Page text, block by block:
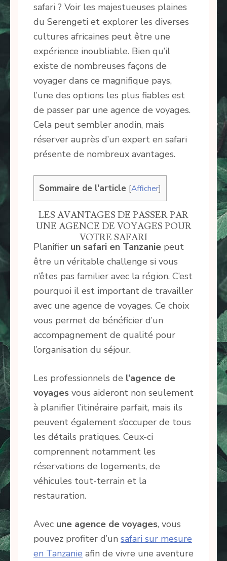
safari ? Voir les majestueuses plaines
du Serengeti et explorer les diverses
cultures africaines peut être une
expérience inoubliable. Bien qu’il
existe de nombreuses façons de
voyager dans ce magnifique pays,
l’une des options les plus fiables est
de passer par une agence de voyages.
Cela peut sembler anodin, mais
réserver auprès d’un expert en safari
présente de nombreux avantages.
Sommaire de l'article [Afficher]
LES AVANTAGES DE PASSER PAR
UNE AGENCE DE VOYAGES POUR
VOTRE SAFARI
Planifier un safari en Tanzanie peut
être un véritable challenge si vous
n’êtes pas familier avec la région. C’est
pourquoi il est important de travailler
avec une agence de voyages. Ce choix
vous permet de bénéficier d’un
accompagnement de qualité pour
l’organisation du séjour.
Les professionnels de l’agence de
voyages vous aideront non seulement
à planifier l’itinéraire parfait, mais ils
peuvent également s’occuper de tous
les détails pratiques. Ceux-ci
comprennent notamment les
réservations de logements, de
véhicules tout-terrain et la
restauration.
Avec une agence de voyages, vous
pouvez profiter d’un safari sur mesure
en Tanzanie afin de vivre une aventure